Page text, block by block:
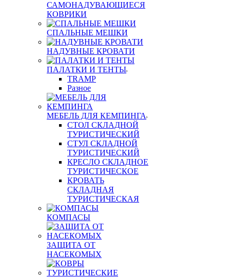
САМОНАДУВАЮЩИЕСЯ
КОВРИКИ
СПАЛЬНЫЕ МЕШКИ
НАДУВНЫЕ КРОВАТИ
ПАЛАТКИ И ТЕНТЫ
TRAMP
Разное
МЕБЕЛЬ ДЛЯ КЕМПИНГА
СТОЛ СКЛАДНОЙ
ТУРИСТИЧЕСКИЙ
СТУЛ СКЛАДНОЙ
ТУРИСТИЧЕСКИЙ
КРЕСЛО СКЛАДНОЕ
ТУРИСТИЧЕСКОЕ
КРОВАТЬ
СКЛАДНАЯ
ТУРИСТИЧЕСКАЯ
КОМПАСЫ
ЗАЩИТА ОТ
НАСЕКОМЫХ